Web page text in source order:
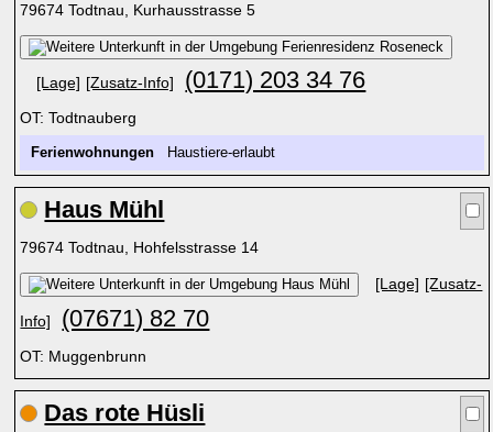
79674 Todtnau, Kurhausstrasse 5
[Lage] [Zusatz-Info] (0171) 203 34 76
OT: Todtnauberg
Ferienwohnungen Haustiere-erlaubt
Haus Mühl
79674 Todtnau, Hohfelsstrasse 14
[Lage] [Zusatz-
Info] (07671) 82 70
OT: Muggenbrunn
Das rote Hüsli